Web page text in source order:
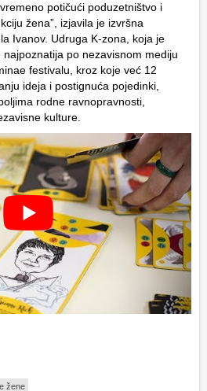
potičući poduzetništvo i
žena”, izjavila je izvršna
Ivanov. Udruga K-zona, koja je
po nezavisnom mediju
festivalu, kroz koje već 12
ideja i postignuća pojedinki,
rodne ravnopravnosti,
kulture.
žene